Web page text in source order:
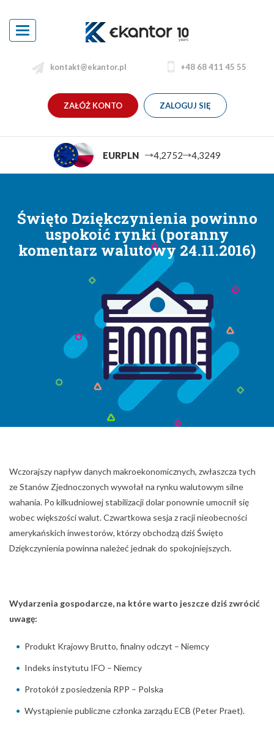
Toggle
navigation
kontakt@ekantor.pl +48 68 411 45 55
ZAŁÓŻ KONTO ZALOGUJ SIĘ
EURPLN 4,2752 4,3249
Święto Dziękczynienia powinno
uspokoić rynki (poranny
komentarz walutowy 24.11.2016)
Wczorajszy napływ danych makroekonomicznych, zwłaszcza tych
ze Stanów Zjednoczonych wywołał na rynku walutowym silne
wahania. Po kilkudniowej stabilizacji dolar ponownie umocnił się
wobec większości walut. Czwartkowa sesja z racji nieobecności
amerykańskich inwestorów, którzy obchodzą dziś Święto
Dziękczynienia powinna należeć jednak do spokojniejszych.
Wydarzenia gospodarcze, na które warto jeszcze dziś zwrócić
uwagę:
Produkt Krajowy Brutto, finalny odczyt – Niemcy
Indeks instytutu IFO – Niemcy
Protokół z posiedzenia RPP – Polska
Wystąpienie publiczne członka zarządu ECB (Peter Praet).